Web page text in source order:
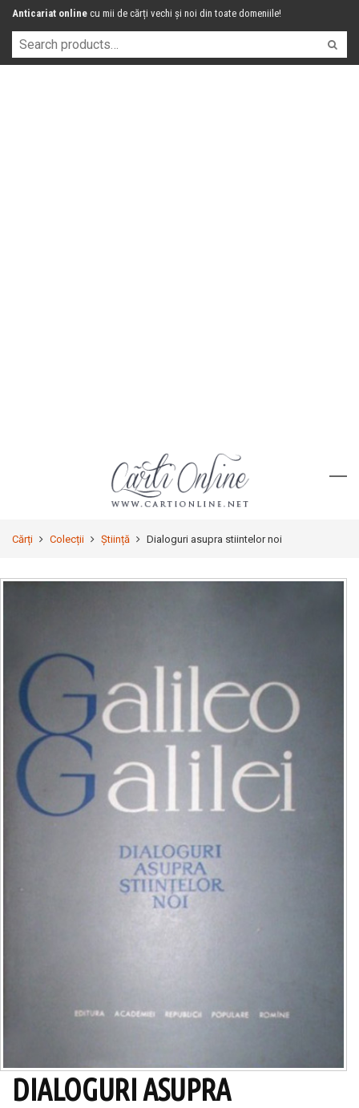
Anticariat online cu mii de cărți vechi și noi din toate domeniile!
Cărți Colecții Știință Dialoguri asupra stiintelor noi
DIALOGURI ASUPRA